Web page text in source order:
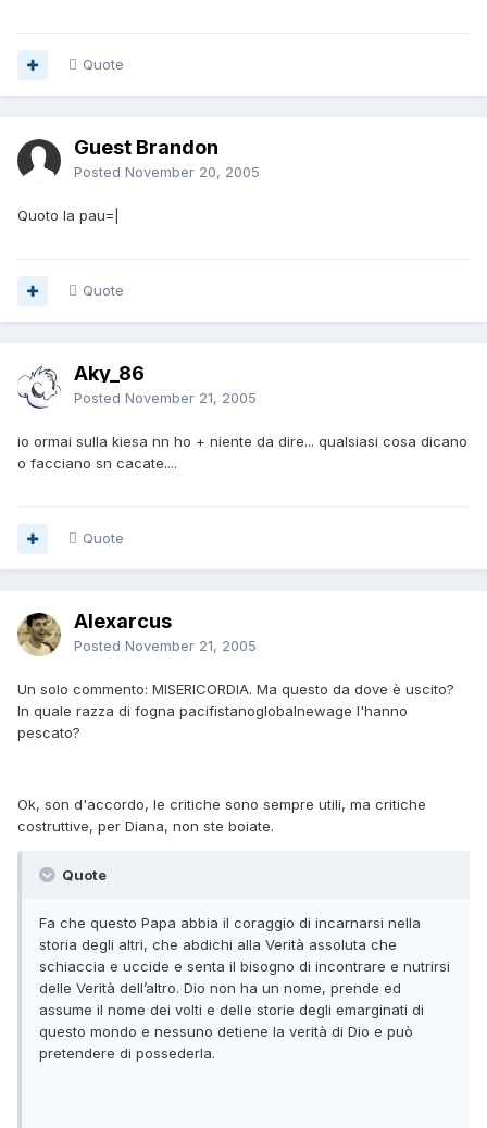
Quote
Guest Brandon
Posted November 20, 2005
Quoto la pau=|
Quote
Aky_86
Posted November 21, 2005
io ormai sulla kiesa nn ho + niente da dire... qualsiasi cosa dicano
o facciano sn cacate....
Quote
Alexarcus
Posted November 21, 2005
Un solo commento: MISERICORDIA. Ma questo da dove è uscito?
In quale razza di fogna pacifistanoglobalnewage l'hanno
pescato?
Ok, son d'accordo, le critiche sono sempre utili, ma critiche
costruttive, per Diana, non ste boiate.
Quote
Fa che questo Papa abbia il coraggio di incarnarsi nella
storia degli altri, che abdichi alla Verità assoluta che
schiaccia e uccide e senta il bisogno di incontrare e nutrirsi
delle Verità dell’altro. Dio non ha un nome, prende ed
assume il nome dei volti e delle storie degli emarginati di
questo mondo e nessuno detiene la verità di Dio e può
pretendere di possederla.